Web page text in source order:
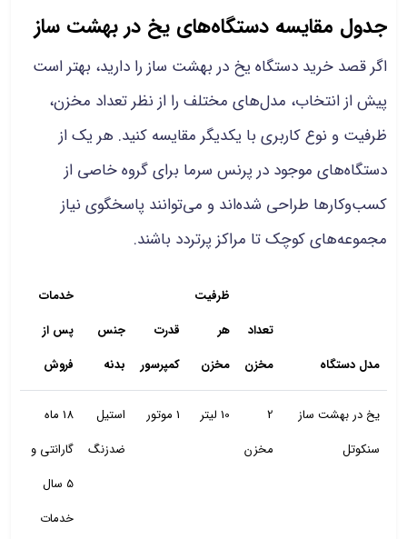
جدول مقایسه دستگاه‌های یخ در بهشت ساز
اگر قصد خرید دستگاه یخ در بهشت ساز را دارید، بهتر است
پیش از انتخاب، مدل‌های مختلف را از نظر تعداد مخزن،
ظرفیت و نوع کاربری با یکدیگر مقایسه کنید. هر یک از
دستگاه‌های موجود در پرنس سرما برای گروه خاصی از
کسب‌وکارها طراحی شده‌اند و می‌توانند پاسخگوی نیاز
مجموعه‌های کوچک تا مراکز پرتردد باشند.
مدل دستگاه
تعداد
مخزن
ظرفیت
هر
مخزن
قدرت
کمپرسور
جنس
بدنه
خدمات
پس از
فروش
یخ در بهشت ساز
سنکوتل
2
مخزن
10 لیتر 1 موتور
استیل
ضدزنگ
18 ماه
گارانتی و
5 سال
خدمات